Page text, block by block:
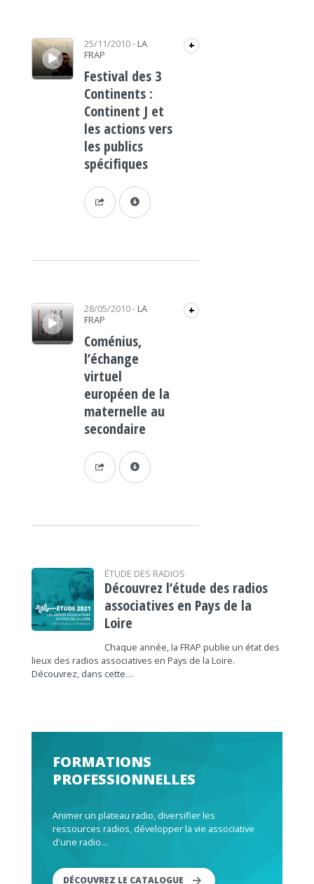
Lecteur audio 25/11/2010- LA
FRAP
+
Festival des 3
Continents :
Continent J et
les actions vers
les publics
spécifiques
Lecteur audio 28/05/2010- LA
FRAP
+
Coménius,
l’échange
virtuel
européen de la
maternelle au
secondaire
ÉTUDE DES RADIOS
Découvrez l’étude des radios
associatives en Pays de la
Loire
Chaque année, la FRAP publie un état des
lieux des radios associatives en Pays de la Loire.
Découvrez, dans cette…
FORMATIONS
PROFESSIONNELLES
Animer un plateau radio, diversifier les
ressources radios, développer la vie associative
d'une radio...
DÉCOUVREZ LE CATALOGUE